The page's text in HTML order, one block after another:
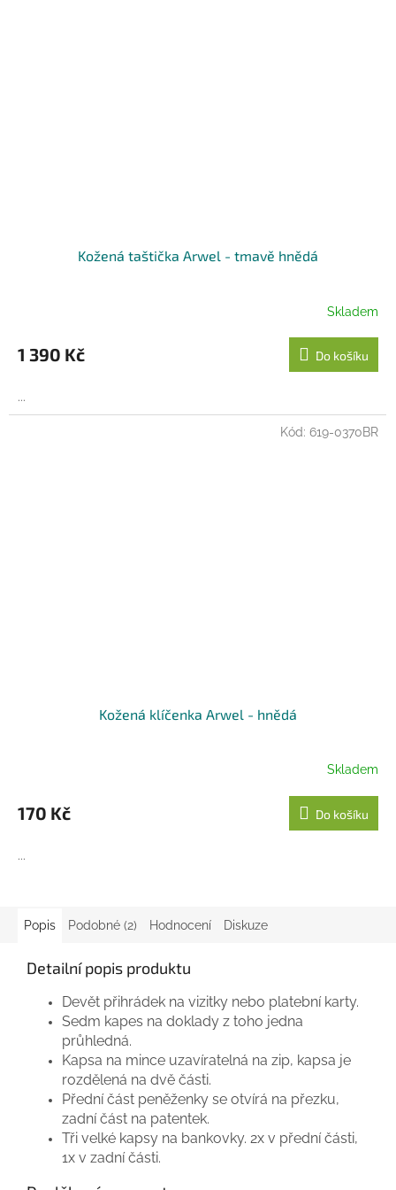
Kožená taštička Arwel - tmavě hnědá
Skladem
1 390 Kč Do košíku
...
Kožená klíčenka Arwel - hnědá
Skladem
170 Kč Do košíku
...
Kód: 619-0370BR
Popis Podobné (2) Hodnocení Diskuze
Detailní popis produktu
Devět přihrádek na vizitky nebo platební karty.
Sedm kapes na doklady z toho jedna
průhledná.
Kapsa na mince uzavíratelná na zip, kapsa je
rozdělená na dvě části.
Přední část peněženky se otvírá na přezku,
zadní část na patentek.
Tři velké kapsy na bankovky. 2x v přední části,
1x v zadní části.